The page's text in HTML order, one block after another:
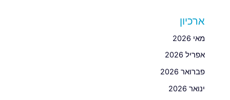
ארכיון
מאי 2026
אפריל 2026
פברואר 2026
ינואר 2026